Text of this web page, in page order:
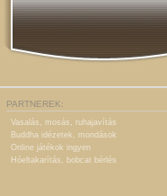
PARTNEREK:
Vasalás, mosás, ruhajavítás
Buddha idézetek, mondások
Online játékok ingyen
Hóeltakarítás, bobcat bérlés